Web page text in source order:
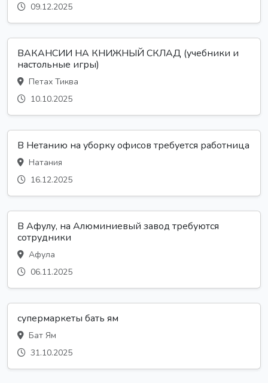
09.12.2025
ВАКАНСИИ НА КНИЖНЫЙ СКЛАД (учебники и
настольные игры)
Петах Тиква
10.10.2025
В Нетанию на уборку офисов требуется работница
Натания
16.12.2025
В Афулу, на Алюминиевый завод требуются
сотрудники
Афула
06.11.2025
супермаркеты бать ям
Бат Ям
31.10.2025